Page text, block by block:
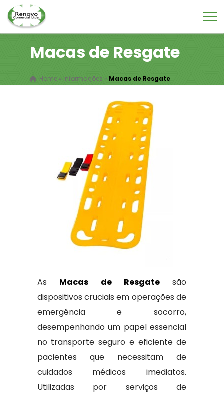
Macas de Resgate
Home» Informações » Macas de Resgate
As Macas de Resgatesão
dispositivos cruciais em operações de
emergência e socorro,
desempenhando um papel essencial
no transporte seguro e eficiente de
pacientes que necessitam de
cuidados médicos imediatos.
Utilizadas por serviços de